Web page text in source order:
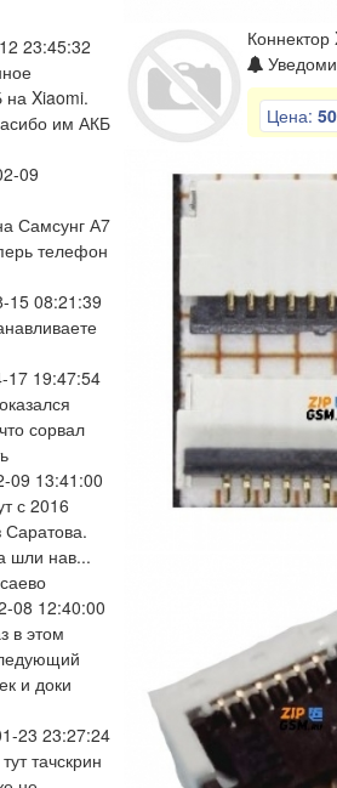
23:45:32
на Xiaomi.
им АКБ
09
Самсунг А7
телефон
15 08:21:39
17 19:47:54
сорвал
09 13:41:00
с 2016
Саратова.
шли нав...
08 12:40:00
в этом
и доки
23 23:27:24
тачскрин
Цена: